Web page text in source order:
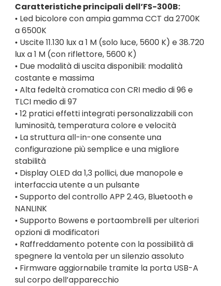
Caratteristiche principali dell’FS-300B:
• Led bicolore con ampia gamma CCT da 2700K
a 6500K
• Uscite 11.130 lux a 1 M (solo luce, 5600 K) e 38.720
lux a 1 M (con riflettore, 5600 K)
• Due modalità di uscita disponibili: modalità
costante e massima
• Alta fedeltà cromatica con CRI medio di 96 e
TLCI medio di 97
• 12 pratici effetti integrati personalizzabili con
luminosità, temperatura colore e velocità
• La struttura all-in-one consente una
configurazione più semplice e una migliore
stabilità
• Display OLED da 1,3 pollici, due manopole e
interfaccia utente a un pulsante
• Supporto del controllo APP 2.4G, Bluetooth e
NANLINK
• Supporto Bowens e portaombrelli per ulteriori
opzioni di modificatori
• Raffreddamento potente con la possibilità di
spegnere la ventola per un silenzio assoluto
• Firmware aggiornabile tramite la porta USB-A
sul corpo dell’apparecchio